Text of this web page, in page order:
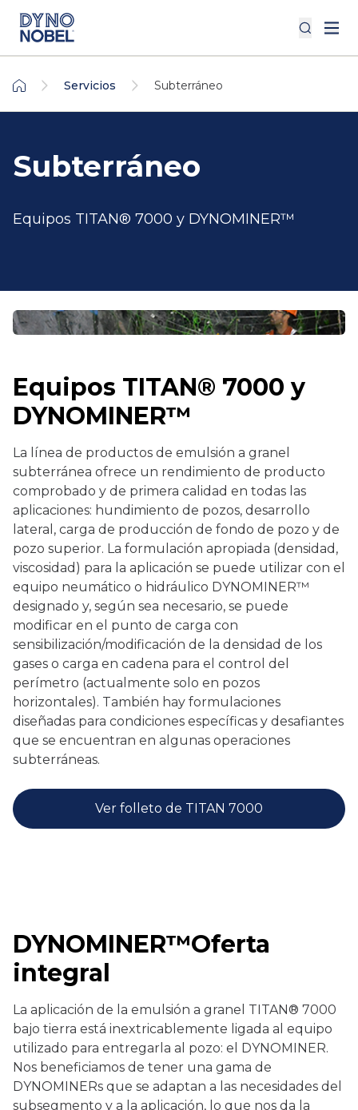
Servicios Subterráneo
Subterráneo
Equipos TITAN® 7000 y DYNOMINER™
Equipos TITAN® 7000 y
DYNOMINER™
La línea de productos de emulsión a granel
subterránea ofrece un rendimiento de producto
comprobado y de primera calidad en todas las
aplicaciones: hundimiento de pozos, desarrollo
lateral, carga de producción de fondo de pozo y de
pozo superior. La formulación apropiada (densidad,
viscosidad) para la aplicación se puede utilizar con el
equipo neumático o hidráulico DYNOMINER™
designado y, según sea necesario, se puede
modificar en el punto de carga con
sensibilización/modificación de la densidad de los
gases o carga en cadena para el control del
perímetro (actualmente solo en pozos
horizontales). También hay formulaciones
diseñadas para condiciones específicas y desafiantes
que se encuentran en algunas operaciones
subterráneas.
Ver folleto de TITAN 7000
DYNOMINER™Oferta
integral
La aplicación de la emulsión a granel TITAN® 7000
bajo tierra está inextricablemente ligada al equipo
utilizado para entregarla al pozo: el DYNOMINER.
Nos beneficiamos de tener una gama de
DYNOMINERs que se adaptan a las necesidades del
subsegmento y a la aplicación, lo que nos da la